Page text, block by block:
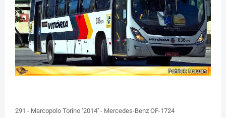
291 - Marcopolo Torino ''2014'' - Mercedes-Benz OF-1724